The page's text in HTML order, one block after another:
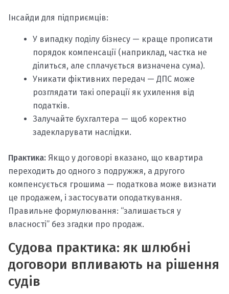
Інсайди для підприємців:
У випадку поділу бізнесу — краще прописати
порядок компенсації (наприклад, частка не
ділиться, але сплачується визначена сума).
Уникати фіктивних передач — ДПС може
розглядати такі операції як ухилення від
податків.
Залучайте бухгалтера — щоб коректно
задекларувати наслідки.
Практика: Якщо у договорі вказано, що квартира
переходить до одного з подружжя, а другого
компенсується грошима — податкова може визнати
це продажем, і застосувати оподаткування.
Правильне формулювання: “залишається у
власності” без згадки про продаж.
Судова практика: як шлюбні
договори впливають на рішення
судів